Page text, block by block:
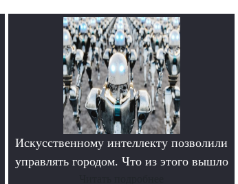
Искусственному интеллекту позволили
управлять городом. Что из этого вышло